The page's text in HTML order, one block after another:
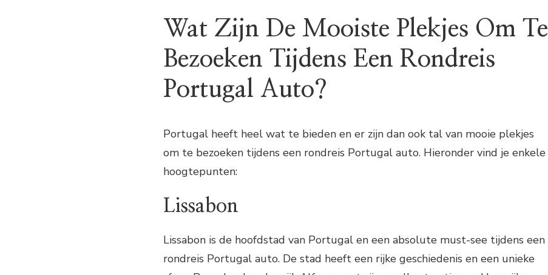
Wat Zijn De Mooiste Plekjes Om Te
Bezoeken Tijdens Een Rondreis
Portugal Auto?
Portugal heeft heel wat te bieden en er zijn dan ook tal van mooie plekjes
om te bezoeken tijdens een rondreis Portugal auto. Hieronder vind je enkele
hoogtepunten:
Lissabon
Lissabon is de hoofdstad van Portugal en een absolute must-see tijdens een
rondreis Portugal auto. De stad heeft een rijke geschiedenis en een unieke